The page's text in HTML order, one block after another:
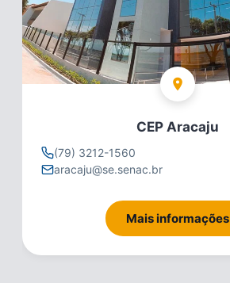
CEP Aracaju
(79) 3212-1560
aracaju@se.senac.br
Mais informações